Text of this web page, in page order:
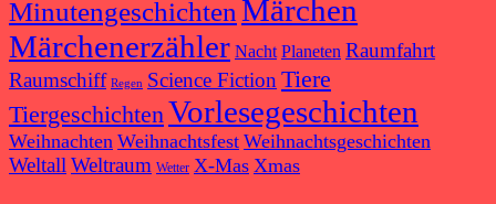
MinutengeschichtenMärchen
Märchenerzähler Nacht Planeten Raumfahrt
Raumschiff Regen Science FictionTiere
TiergeschichtenVorlesegeschichten
Weihnachten Weihnachtsfest Weihnachtsgeschichten
WeltallWeltraum Wetter X-Mas Xmas